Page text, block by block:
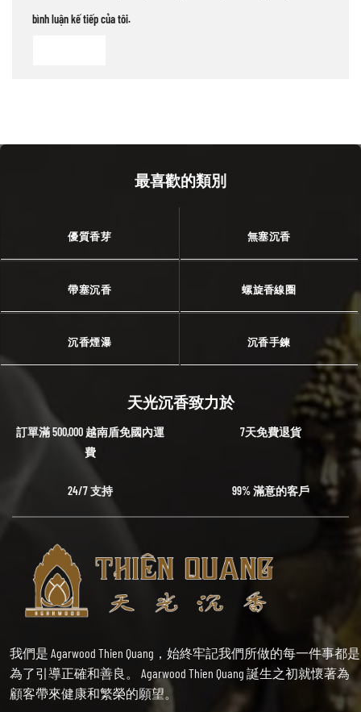
bình luận kế tiếp của tôi.
最喜歡的類別
優質香芽 無塞沉香
帶塞沉香 螺旋香線圈
沉香煙瀑 沉香手鍊
天光沉香致力於
訂單滿 500,000 越南盾免國內運
費
7天免費退貨
24/7 支持 99% 滿意的客戶
我們是 Agarwood Thien Quang，始終牢記我們所做的每一件事都是
為了引導正確和善良。 Agarwood Thien Quang 誕生之初就懷著為
顧客帶來健康和繁榮的願望。